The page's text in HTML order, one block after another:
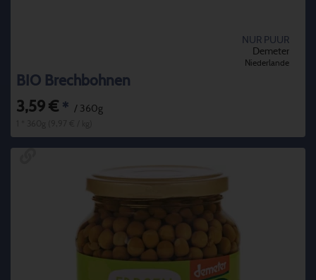
NUR PUUR
Demeter
Niederlande
BIO Brechbohnen
3,59 € * / 360g